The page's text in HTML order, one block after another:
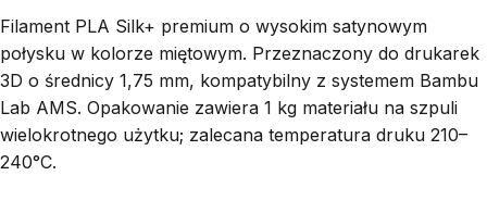
Filament PLA Silk+ premium o wysokim satynowym
połysku w kolorze miętowym. Przeznaczony do drukarek
3D o średnicy 1,75 mm, kompatybilny z systemem Bambu
Lab AMS. Opakowanie zawiera 1 kg materiału na szpuli
wielokrotnego użytku; zalecana temperatura druku 210–
240°C.